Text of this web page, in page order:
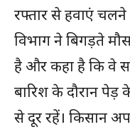
रफ्तार से हवाएं
विभाग ने बिगड़ते
है और कहा है कि वे
बारिश के दौरान
से दूर रहें। किसान